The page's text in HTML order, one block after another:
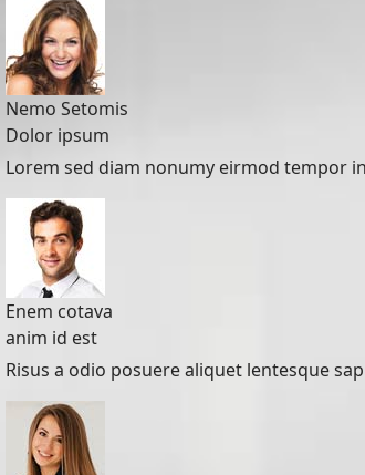
Nemo Setomis
Dolor ipsum
Lorem sed diam nonumy eirmod tempor
Enem cotava
anim id est
Risus a odio posuere aliquet lentesque